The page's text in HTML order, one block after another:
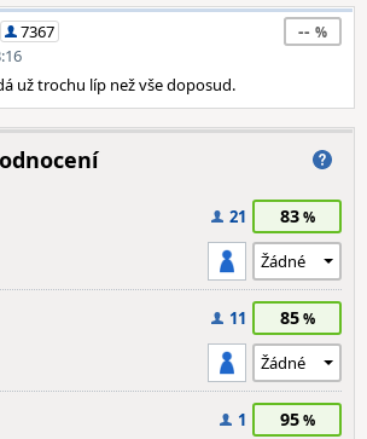
7367
--
už trochu líp než vše doposud.
21 83
11 85
1 95